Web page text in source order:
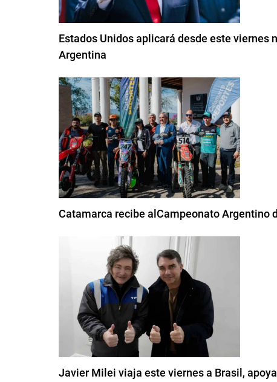
Estados Unidos aplicará desde este viernes
Argentina
Catamarca recibe alCampeonato Argentino
Javier Milei viaja este viernes a Brasil,